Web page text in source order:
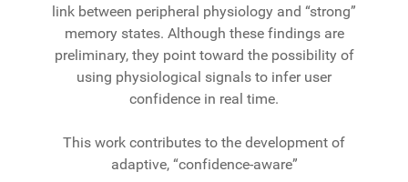
link between peripheral physiology and “strong”
memory states. Although these findings are
preliminary, they point toward the possibility of
using physiological signals to infer user
confidence in real time.
This work contributes to the development of
adaptive, “confidence-aware”